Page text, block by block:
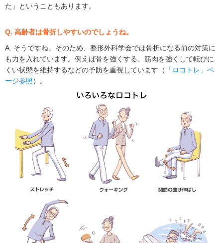
た」ということもあります。
Q. 高齢者は骨折しやすいのでしょうね。
A. そうですね。そのため、整形外科学会では骨折になる前の対策に
も力を入れています。例えば骨を強くする、筋肉を強くして転びに
くい状態を維持するなどの予防を重視しています（
「ロコトレ」ペ
ージ参照）。